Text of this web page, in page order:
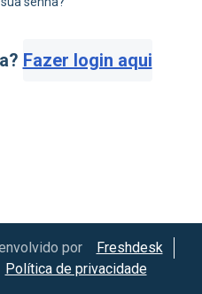
Fazer login aqui
por
Freshdesk
Política de privacidade